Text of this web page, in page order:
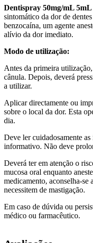
Dentispray 50mg/mL 5mL
sintomático da dor de
benzocaína, um agente
alívio da dor imediato.
Modo de utilização:
Antes da primeira
cânula. Depois, deverá
a utilizar.
Aplicar directamente ou
sobre o local da dor. Esta
dia.
Deve ler cuidadosamente
informativo. Não deve
Deverá ter em atenção o
mucosa oral enquanto
medicamento, aconselha-
necessitem de mastigação.
Em caso de dúvida ou
médico ou farmacêutico.